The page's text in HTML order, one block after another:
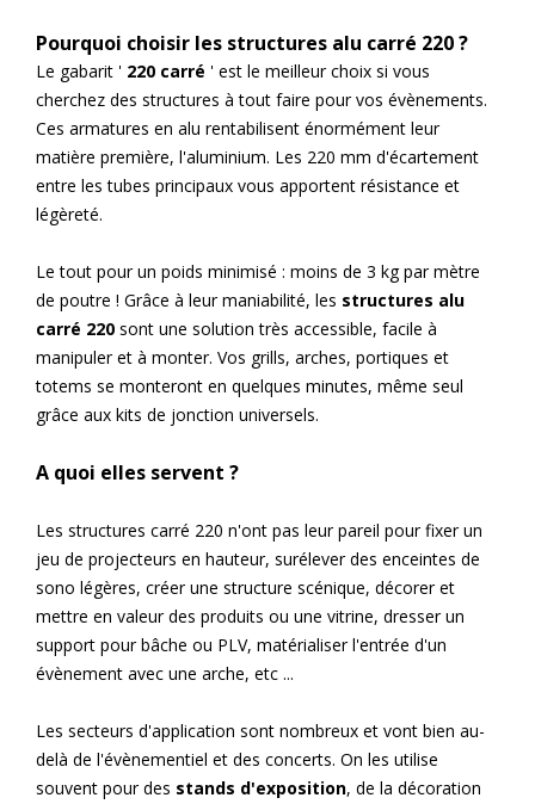
Pourquoi choisir les structures alu carré 220 ?
Le gabarit ' 220 carré ' est le meilleur choix si vous
cherchez des structures à tout faire pour vos évènements.
Ces armatures en alu rentabilisent énormément leur
matière première, l'aluminium. Les 220 mm d'écartement
entre les tubes principaux vous apportent résistance et
légèreté.
Le tout pour un poids minimisé : moins de 3 kg par mètre
de poutre ! Grâce à leur maniabilité, les structures alu
carré 220 sont une solution très accessible, facile à
manipuler et à monter. Vos grills, arches, portiques et
totems se monteront en quelques minutes, même seul
grâce aux kits de jonction universels.
A quoi elles servent ?
Les structures carré 220 n'ont pas leur pareil pour fixer un
jeu de projecteurs en hauteur, surélever des enceintes de
sono légères, créer une structure scénique, décorer et
mettre en valeur des produits ou une vitrine, dresser un
support pour bâche ou PLV, matérialiser l'entrée d'un
évènement avec une arche, etc ...
Les secteurs d'application sont nombreux et vont bien au-
delà de l'évènementiel et des concerts. On les utilise
souvent pour des stands d'exposition, de la décoration